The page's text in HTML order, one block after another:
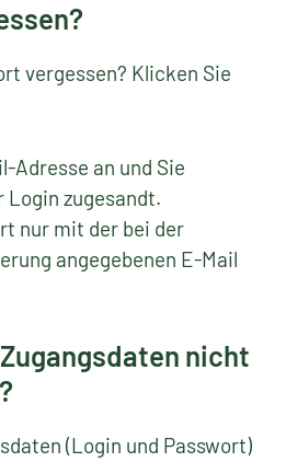
vergessen? Klicken Sie
Adresse an und Sie
zugesandt.
nur mit der bei der
angegebenen E-Mail
nicht
(Login und Passwort)